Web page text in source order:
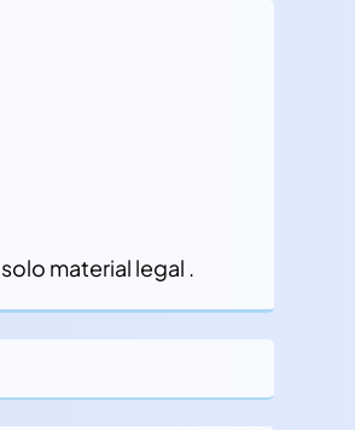
material legal .